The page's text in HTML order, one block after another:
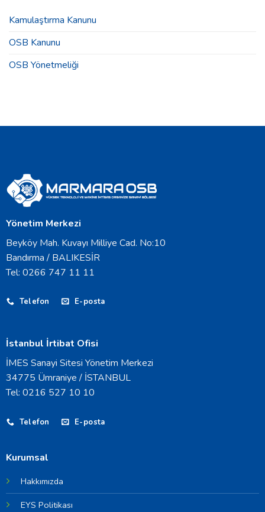
Kurul
Duyurusu
Kamulaştırma Kanunu
OSB Kanunu
OSB Yönetmeliği
Yönetim Merkezi
Beyköy Mah. Kuvayı Milliye Cad. No:10
Bandırma / BALIKESİR
Tel: 0266 747 11 11
Telefon E-posta
İstanbul İrtibat Ofisi
İMES Sanayi Sitesi Yönetim Merkezi
34775 Ümraniye / İSTANBUL
Tel: 0216 527 10 10
Telefon E-posta
Kurumsal
Hakkımızda
EYS Politikası